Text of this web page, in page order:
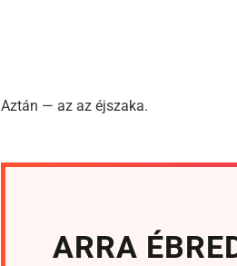
Aztán — az az éjszaka.
ARRA